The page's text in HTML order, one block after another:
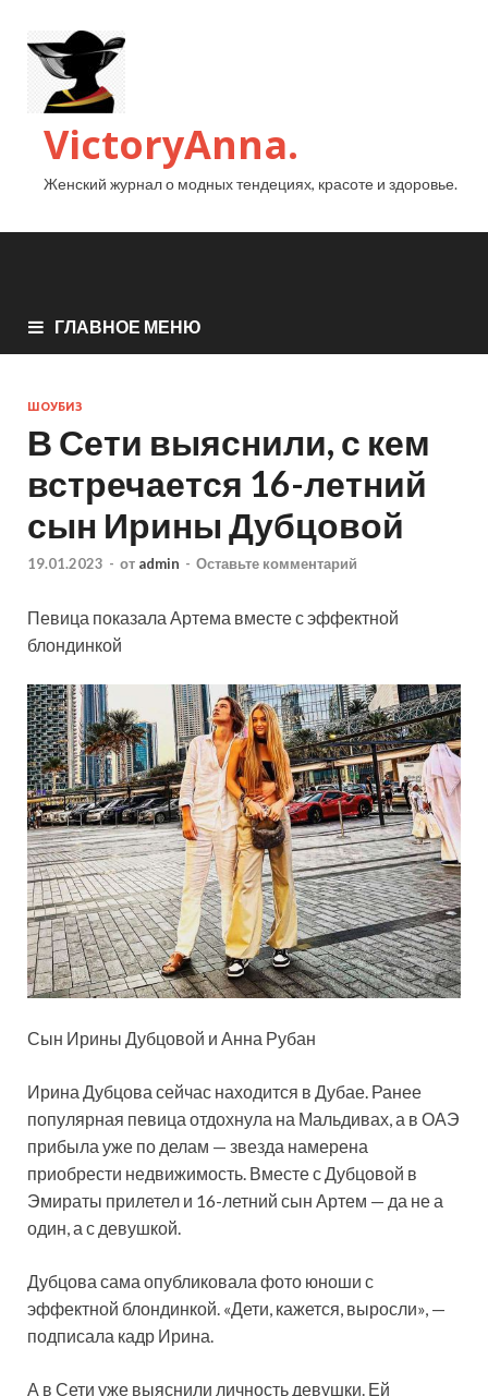
VictoryAnna.
Женский журнал о модных тендециях, красоте и здоровье.
ГЛАВНОЕ МЕНЮ
ШОУБИЗ
В Сети выяснили, с кем
встречается 16-летний
сын Ирины Дубцовой
19.01.2023 - от admin - Оставьте комментарий
Певица показала Артема вместе с эффектной
блондинкой
Сын Ирины Дубцовой и Анна Рубан
Ирина Дубцова сейчас находится в Дубае. Ранее
популярная певица отдохнула на Мальдивах, а в ОАЭ
прибыла уже по делам — звезда намерена
приобрести недвижимость. Вместе с Дубцовой в
Эмираты прилетел и 16-летний сын Артем — да не а
один, а с девушкой.
Дубцова сама опубликовала фото юноши с
эффектной блондинкой. «Дети, кажется, выросли», —
подписала кадр Ирина.
А в Сети уже выяснили личность девушки. Ей